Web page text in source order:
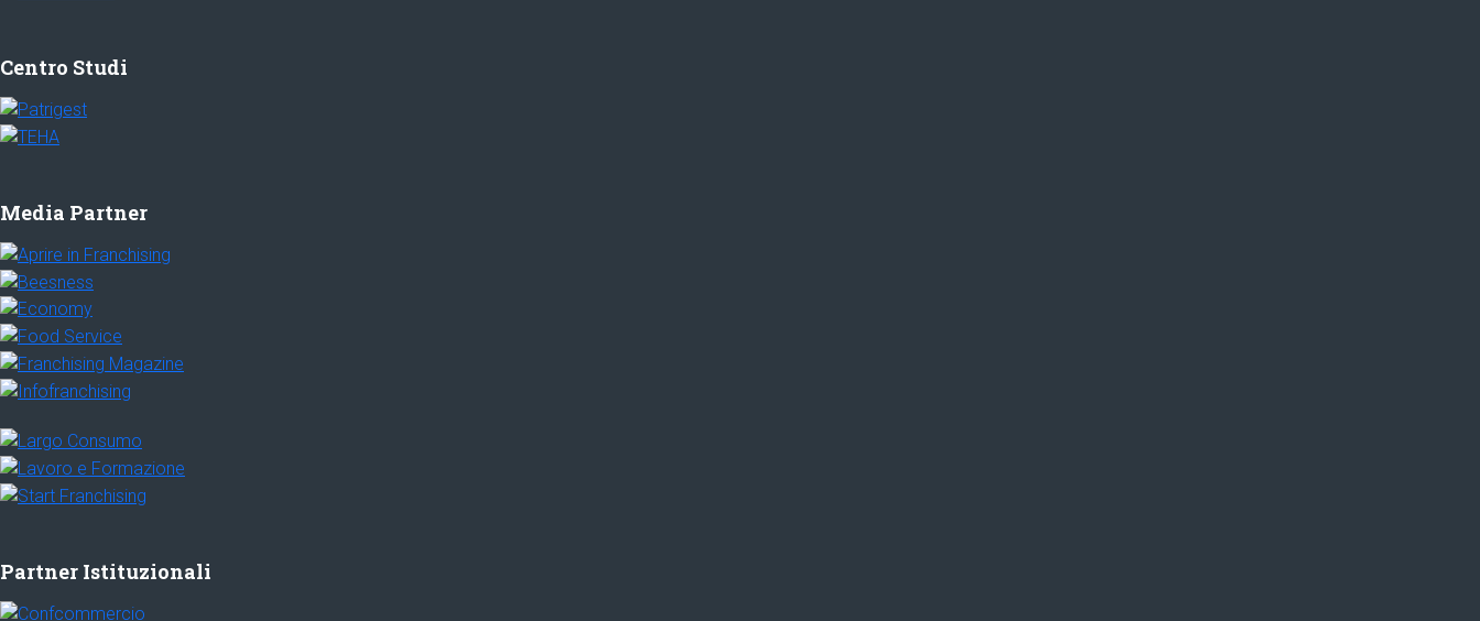
Centro Studi
Media Partner
Partner Istituzionali